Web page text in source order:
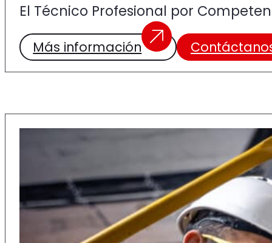
El Técnico Profesional por
Más información